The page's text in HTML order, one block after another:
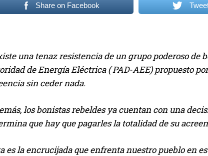
Share on Facebook
una tenaz resistencia de un grupo poderoso de
de Energía Eléctrica ( PAD-AEE) propuesto
sin ceder nada.
los bonistas rebeldes ya cuentan con una
que hay que pagarles la totalidad de su
es la encrucijada que enfrenta nuestro pueblo en